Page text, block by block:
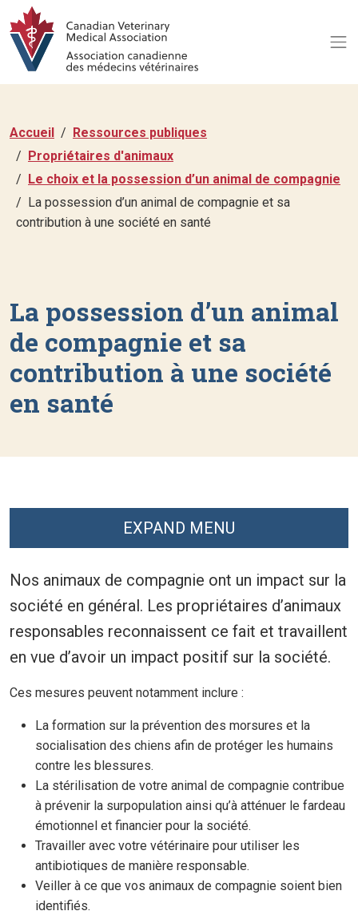
Accueil
Ressources publiques
Propriétaires d'animaux
Le choix et la possession d’un animal de compagnie
La possession d’un animal de compagnie et sa
contribution à une société en santé
La possession d’un animal
de compagnie et sa
contribution à une société
en santé
Nos animaux de compagnie ont un impact sur la
société en général. Les propriétaires d’animaux
responsables reconnaissent ce fait et travaillent
en vue d’avoir un impact positif sur la société.
Ces mesures peuvent notamment inclure :
La formation sur la prévention des morsures et la
socialisation des chiens afin de protéger les humains
contre les blessures.
La stérilisation de votre animal de compagnie contribue
à prévenir la surpopulation ainsi qu’à atténuer le fardeau
émotionnel et financier pour la société.
Travailler avec votre vétérinaire pour utiliser les
antibiotiques de manière responsable.
Veiller à ce que vos animaux de compagnie soient bien
identifiés.
EXPAND MENU